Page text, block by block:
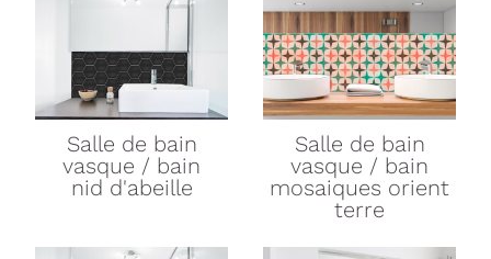
Salle de bain
vasque / bain
nid d'abeille
Salle de bain
vasque / bain
mosaiques orient
terre